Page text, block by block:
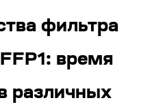
фильтра
время
различных